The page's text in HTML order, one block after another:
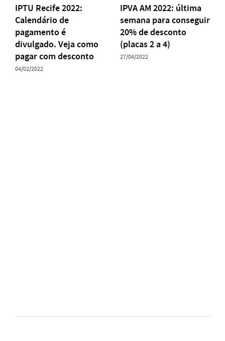
IPTU Recife 2022:
Calendário de
pagamento é
divulgado. Veja como
pagar com desconto
04/02/2022
IPVA AM 2022: última
semana para conseguir
20% de desconto
(placas 2 a 4)
27/04/2022